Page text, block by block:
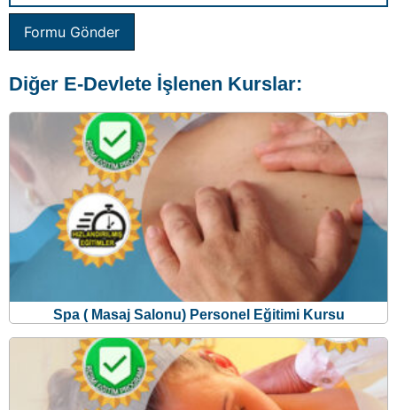
Formu Gönder
Diğer E-Devlete İşlenen Kurslar:
Spa ( Masaj Salonu) Personel Eğitimi Kursu